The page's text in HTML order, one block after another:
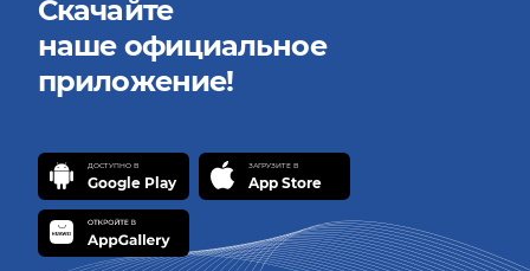
Скачайте
наше официальное
приложение!